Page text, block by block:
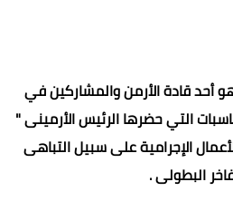
أحد قادة الأرمن والمشاركين في
التي حضرها الرئيس الأرمينى "
الإجرامية على سبيل التباهى
البطولى .